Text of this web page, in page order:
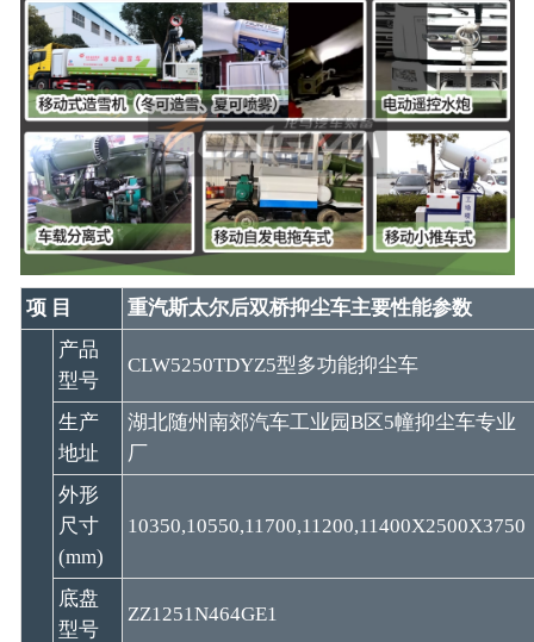
项 目 重汽斯太尔后双桥抑尘车主要性能参数
产品
型号
CLW5250TDYZ5型多功能抑尘车
生产
地址
湖北随州南郊汽车工业园B区5幢抑尘车专业
厂
外形
尺寸
(mm)
10350,10550,11700,11200,11400X2500X3750
底盘
型号
ZZ1251N464GE1